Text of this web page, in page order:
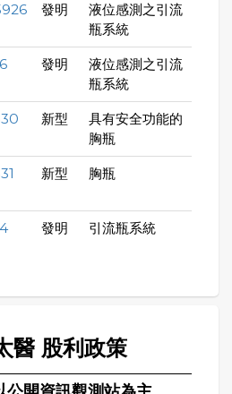
發明
液位感測之引流
瓶系統
發明
液位感測之引流
瓶系統
新型
具有安全功能的
胸瓶
新型 胸瓶
發明 引流瓶系統
醫 股利政策